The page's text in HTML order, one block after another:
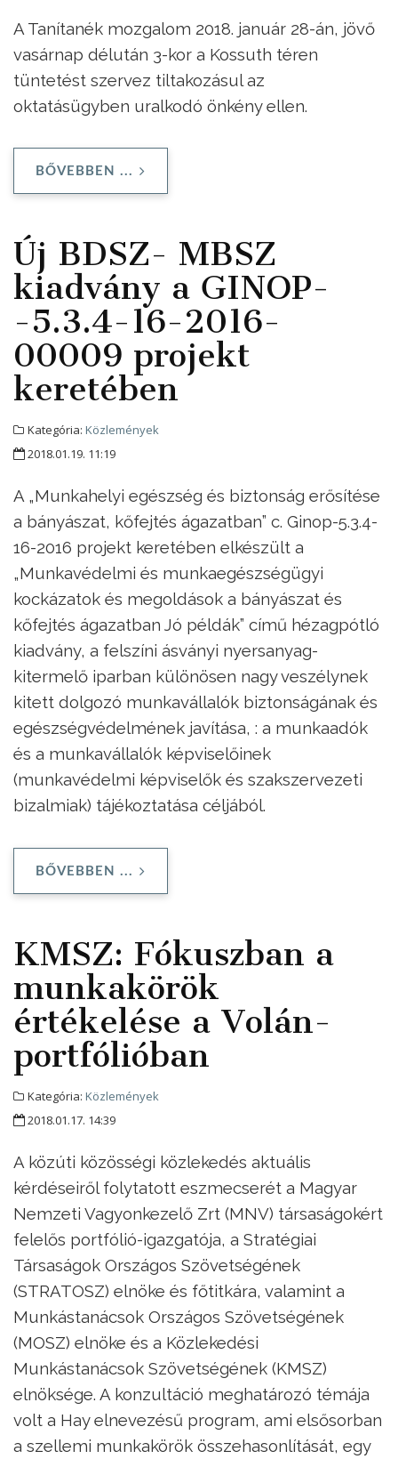
A Tanítanék mozgalom 2018. január 28-án, jövő
vasárnap délután 3-kor a Kossuth téren
tüntetést szervez tiltakozásul az
oktatásügyben uralkodó önkény ellen.
BŐVEBBEN ...
Új BDSZ- MBSZ
kiadvány a GINOP-
-5.3.4-16-2016-
00009 projekt
keretében
Kategória: Közlemények
2018.01.19. 11:19
A „Munkahelyi egészség és biztonság erősítése
a bányászat, kőfejtés ágazatban” c. Ginop-5.3.4-
16-2016 projekt keretében elkészült a
„Munkavédelmi és munkaegészségügyi
kockázatok és megoldások a bányászat és
kőfejtés ágazatban Jó példák” című hézagpótló
kiadvány, a felszíni ásványi nyersanyag-
kitermelő iparban különösen nagy veszélynek
kitett dolgozó munkavállalók biztonságának és
egészségvédelmének javítása, : a munkaadók
és a munkavállalók képviselőinek
(munkavédelmi képviselők és szakszervezeti
bizalmiak) tájékoztatása céljából.
BŐVEBBEN ...
KMSZ: Fókuszban a
munkakörök
értékelése a Volán-
portfólióban
Kategória: Közlemények
2018.01.17. 14:39
A közúti közösségi közlekedés aktuális
kérdéseiről folytatott eszmecserét a Magyar
Nemzeti Vagyonkezelő Zrt (MNV) társaságokért
felelős portfólió-igazgatója, a Stratégiai
Társaságok Országos Szövetségének
(STRATOSZ) elnöke és főtitkára, valamint a
Munkástanácsok Országos Szövetségének
(MOSZ) elnöke és a Közlekedési
Munkástanácsok Szövetségének (KMSZ)
elnöksége. A konzultáció meghatározó témája
volt a Hay elnevezésű program, ami elsősorban
a szellemi munkakörök összehasonlítását, egy